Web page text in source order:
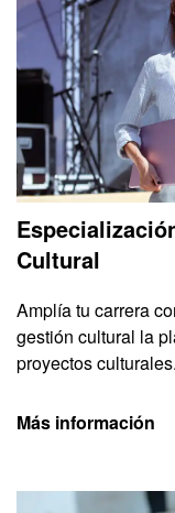
Cultural
Amplía tu carrera
gestión cultural la
proyectos culturales.
Más información